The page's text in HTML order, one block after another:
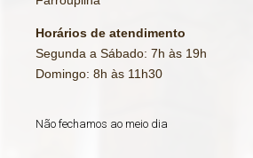
Horários de atendimento
Segunda a Sábado: 7h às 19h
Domingo: 8h às 11h30
Não fechamos ao meio dia